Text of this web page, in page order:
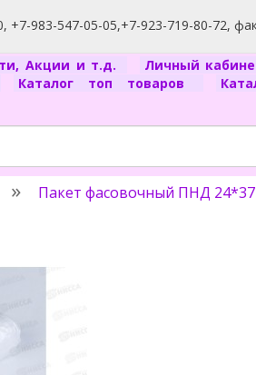
983-547-05-05,+7-923-719-80-72,
Акции и т.д. Личный
Каталог топ товаров
Пакет фасовочный ПНД